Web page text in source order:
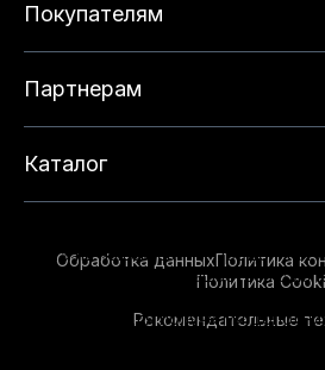
Покупателям
Партнерам
Каталог
Обработка данныхПолитика
Политика
Рекомендательные
опыта на нашем сайте. Продолжая
данный сайт, вы соглашаетесь с
технологий. Для получения